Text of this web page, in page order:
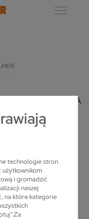
technologie stron
i gromadzić
naszej
na które kategorie
STAWIA NA
to
tym przedsiębiorstwo
oznacza
obrazuje
powlekanych